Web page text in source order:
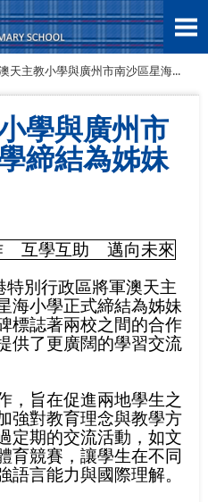
天主教小學與廣州市南沙區星海...
學與廣州市
締結為姊妹
互學互助
邁向未來
特別行政區將軍澳天主
海小學正式締結為姊妹
標誌著兩校之間的合作
供了更廣闊的學習交流
，旨在促進兩地學生之
強對教育理念與教學方
定期的交流活動，如文
育競賽，讓學生在不同
語言能力與國際理解。